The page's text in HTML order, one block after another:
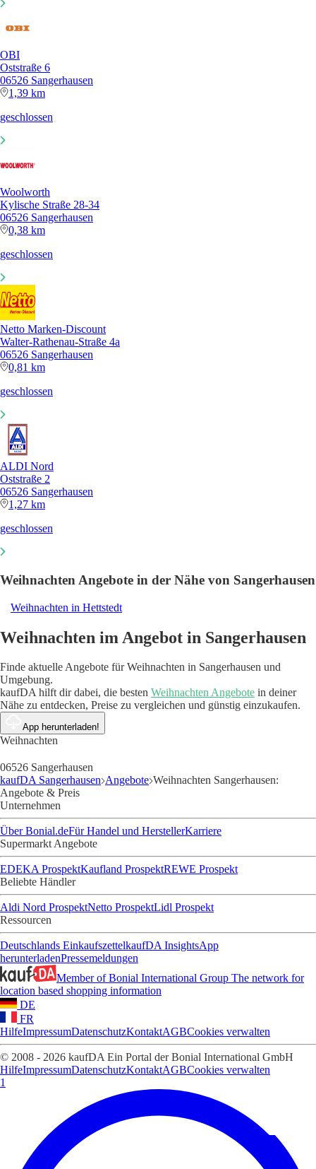
OBI
Oststraße 6
06526 Sangerhausen
1,39 km
geschlossen
Woolworth
Kylische Straße 28-34
06526 Sangerhausen
0,38 km
geschlossen
Netto Marken-Discount
Walter-Rathenau-Straße 4a
06526 Sangerhausen
0,81 km
geschlossen
ALDI Nord
Oststraße 2
06526 Sangerhausen
1,27 km
geschlossen
Weihnachten Angebote in der Nähe von Sangerhausen
Weihnachten in Hettstedt
Weihnachten im Angebot in Sangerhausen
Finde aktuelle Angebote für Weihnachten in Sangerhausen und
Umgebung.
kaufDA hilft dir dabei, die besten Weihnachten Angebote in deiner
Nähe zu entdecken, Preise zu vergleichen und günstig einzukaufen.
App herunterladen!
Weihnachten
06526 Sangerhausen
kaufDA Sangerhausen Angebote Weihnachten Sangerhausen:
Angebote & Preis
Unternehmen
Über Bonial.deFür Handel und HerstellerKarriere
Supermarkt Angebote
EDEKA ProspektKaufland ProspektREWE Prospekt
Beliebte Händler
Aldi Nord ProspektNetto ProspektLidl Prospekt
Ressourcen
Deutschlands EinkaufszettelkaufDA InsightsApp
herunterladenPressemeldungen
Member of Bonial International Group The network for
location based shopping information
DE
FR
HilfeImpressumDatenschutzKontaktAGBCookies verwalten
© 2008 - 2026 kaufDA Ein Portal der Bonial International GmbH
HilfeImpressumDatenschutzKontaktAGBCookies verwalten
1